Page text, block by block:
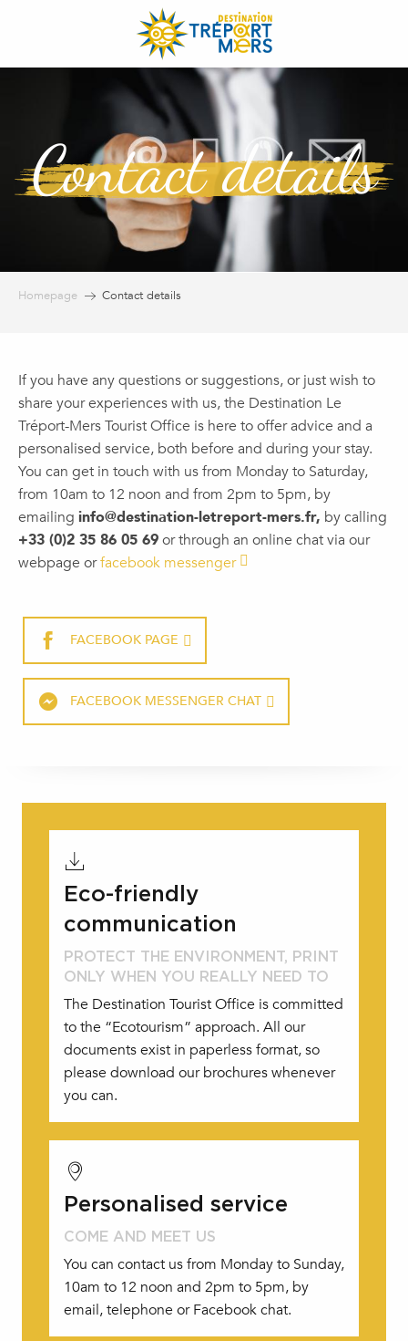
Contact details
Homepage Contact details
If you have any questions or suggestions, or just wish to
share your experiences with us, the Destination Le
Tréport-Mers Tourist Office is here to offer advice and a
personalised service, both before and during your stay.
You can get in touch with us from Monday to Saturday,
from 10am to 12 noon and from 2pm to 5pm, by
emailing info@destination-letreport-mers.fr, by calling
+33 (0)2 35 86 05 69or through an online chat via our
webpage orfacebook messenger
FACEBOOK PAGE
FACEBOOK MESSENGER CHAT
Eco-friendly
communication
PROTECT THE ENVIRONMENT, PRINT
ONLY WHEN YOU REALLY NEED TO
The Destination Tourist Office is committed
to the “Ecotourism” approach. All our
documents exist in paperless format, so
please download our brochures whenever
you can.
Personalised service
COME AND MEET US
You can contact us from Monday to Sunday,
10am to 12 noon and 2pm to 5pm, by
email, telephone or Facebook chat.